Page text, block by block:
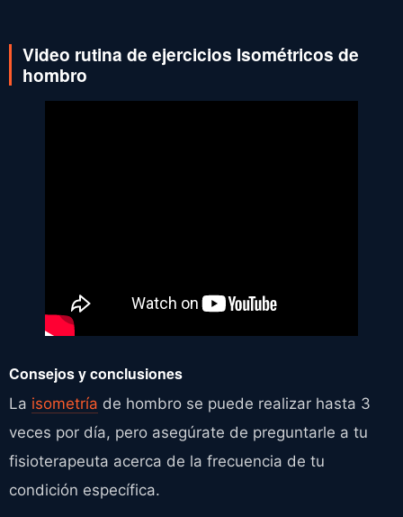
Video rutina de ejercicios Isométricos de
hombro
Consejos y conclusiones
La isometría de hombro se puede realizar hasta 3
veces por día, pero asegúrate de preguntarle a tu
fisioterapeuta acerca de la frecuencia de tu
condición específica.